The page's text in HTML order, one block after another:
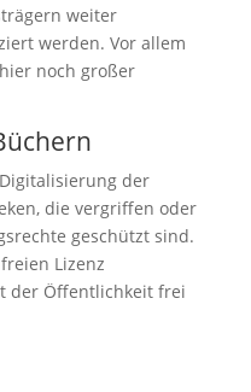
weiter
werden. Vor allem
noch großer
der
die vergriffen oder
geschützt sind.
Lizenz
der Öffentlichkeit frei